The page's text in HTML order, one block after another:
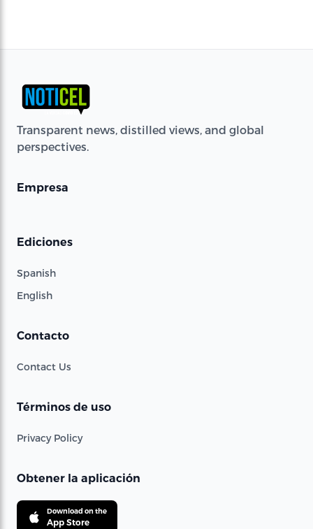
Transparent news, distilled views, and global
perspectives.
Empresa
Ediciones
Spanish
English
Contacto
Contact Us
Términos de uso
Privacy Policy
Obtener la aplicación
Download on the
App Store